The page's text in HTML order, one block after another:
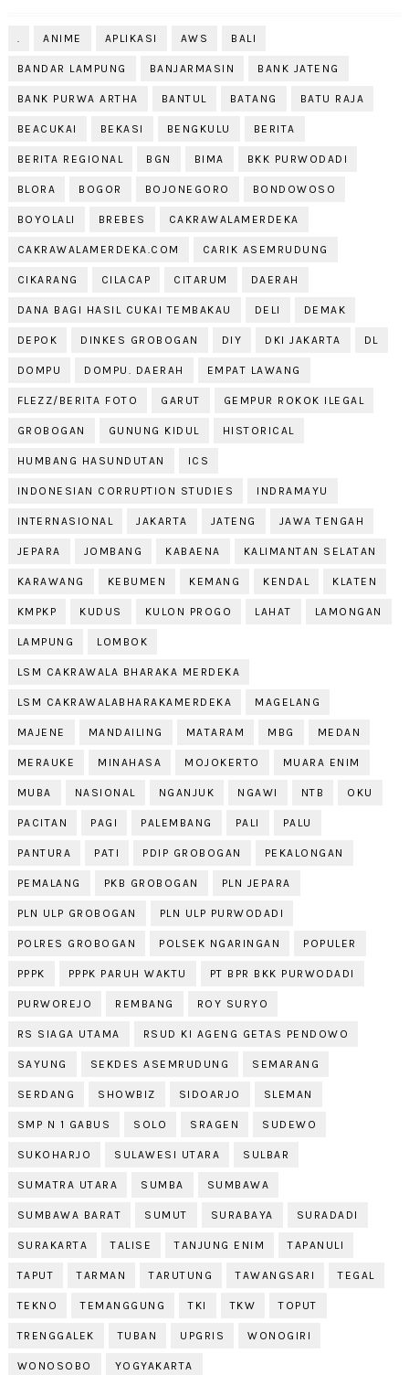
ANIME APLIKASI AWS BALI
BANDAR LAMPUNG BANJARMASIN BANK JATENG
BANK PURWA ARTHA BANTUL BATANG BATU RAJA
BEACUKAI BEKASI BENGKULU BERITA
BERITA REGIONAL BGN BIMA BKK PURWODADI
BLORA BOGOR BOJONEGORO BONDOWOSO
BOYOLALI BREBES CAKRAWALAMERDEKA
CAKRAWALAMERDEKA.COM CARIK ASEMRUDUNG
CIKARANG CILACAP CITARUM DAERAH
DANA BAGI HASIL CUKAI TEMBAKAU DELI DEMAK
DEPOK DINKES GROBOGAN DIY DKI JAKARTA DL
DOMPU DOMPU. DAERAH EMPAT LAWANG
FLEZZ/BERITA FOTO GARUT GEMPUR ROKOK ILEGAL
GROBOGAN GUNUNG KIDUL HISTORICAL
HUMBANG HASUNDUTAN ICS
INDONESIAN CORRUPTION STUDIES INDRAMAYU
INTERNASIONAL JAKARTA JATENG JAWA TENGAH
JEPARA JOMBANG KABAENA KALIMANTAN SELATAN
KARAWANG KEBUMEN KEMANG KENDAL KLATEN
KMPKP KUDUS KULON PROGO LAHAT LAMONGAN
LAMPUNG LOMBOK
LSM CAKRAWALA BHARAKA MERDEKA
LSM CAKRAWALABHARAKAMERDEKA MAGELANG
MAJENE MANDAILING MATARAM MBG MEDAN
MERAUKE MINAHASA MOJOKERTO MUARA ENIM
MUBA NASIONAL NGANJUK NGAWI NTB OKU
PACITAN PAGI PALEMBANG PALI PALU
PANTURA PATI PDIP GROBOGAN PEKALONGAN
PEMALANG PKB GROBOGAN PLN JEPARA
PLN ULP GROBOGAN PLN ULP PURWODADI
POLRES GROBOGAN POLSEK NGARINGAN POPULER
PPPK PPPK PARUH WAKTU PT BPR BKK PURWODADI
PURWOREJO REMBANG ROY SURYO
RS SIAGA UTAMA RSUD KI AGENG GETAS PENDOWO
SAYUNG SEKDES ASEMRUDUNG SEMARANG
SERDANG SHOWBIZ SIDOARJO SLEMAN
SMP N 1 GABUS SOLO SRAGEN SUDEWO
SUKOHARJO SULAWESI UTARA SULBAR
SUMATRA UTARA SUMBA SUMBAWA
SUMBAWA BARAT SUMUT SURABAYA SURADADI
SURAKARTA TALISE TANJUNG ENIM TAPANULI
TAPUT TARMAN TARUTUNG TAWANGSARI TEGAL
TEKNO TEMANGGUNG TKI TKW TOPUT
TRENGGALEK TUBAN UPGRIS WONOGIRI
WONOSOBO YOGYAKARTA